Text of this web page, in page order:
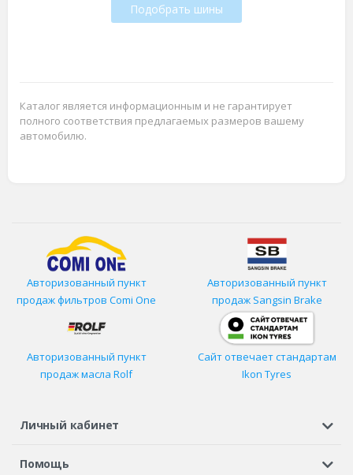
Подобрать шины
Каталог является информационным и не гарантирует
полного соответствия предлагаемых размеров вашему
автомобилю.
Авторизованный пункт
продаж фильтров Comi One
Авторизованный пункт
продаж Sangsin Brake
Авторизованный пункт
продаж масла Rolf
Сайт отвечает стандартам
Ikon Tyres
Личный кабинет
Регистрация или вход
Помощь